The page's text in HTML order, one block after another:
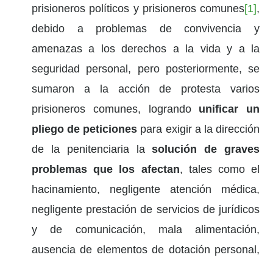
prisioneros políticos y prisioneros comunes[1],
debido a problemas de convivencia y
amenazas a los derechos a la vida y a la
seguridad personal, pero posteriormente, se
sumaron a la acción de protesta varios
prisioneros comunes, logrando unificar un
pliego de peticiones para exigir a la dirección
de la penitenciaria lasolución de graves
problemas que los afectan, tales como el
hacinamiento, negligente atención médica,
negligente prestación de servicios de jurídicos
y de comunicación, mala alimentación,
ausencia de elementos de dotación personal,